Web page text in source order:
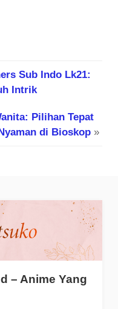
Sub Indo Lk21:
Intrik
Pilihan Tepat
di Bioskop»
– Anime Yang